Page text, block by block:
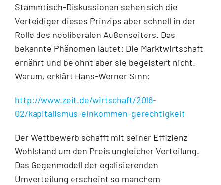
Stammtisch-Diskussionen sehen sich die
Verteidiger dieses Prinzips aber schnell in der
Rolle des neoliberalen Außenseiters. Das
bekannte Phänomen lautet: Die Marktwirtschaft
ernährt und belohnt aber sie begeistert nicht.
Warum, erklärt Hans-Werner Sinn:
http://www.zeit.de/wirtschaft/2016-
02/kapitalismus-einkommen-gerechtigkeit
Der Wettbewerb schafft mit seiner Effizienz
Wohlstand um den Preis ungleicher Verteilung.
Das Gegenmodell der egalisierenden
Umverteilung erscheint so manchem